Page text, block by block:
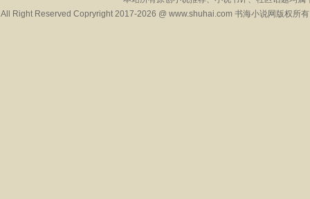
All Right Reserved Copryright 2017-2026 @ www.shuhai.com 书海小说网版权所